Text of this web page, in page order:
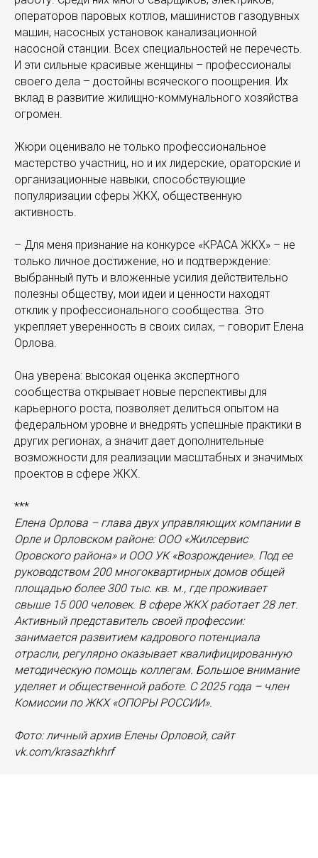
операторов паровых котлов, машинистов газодувных
машин, насосных установок канализационной
насосной станции. Всех специальностей не перечесть.
И эти сильные красивые женщины – профессионалы
своего дела – достойны всяческого поощрения. Их
вклад в развитие жилищно-коммунального хозяйства
огромен.
Жюри оценивало не только профессиональное
мастерство участниц, но и их лидерские, ораторские и
организационные навыки, способствующие
популяризации сферы ЖКХ, общественную
активность.
– Для меня признание на конкурсе «КРАСА ЖКХ» – не
только личное достижение, но и подтверждение:
выбранный путь и вложенные усилия действительно
полезны обществу, мои идеи и ценности находят
отклик у профессионального сообщества. Это
укрепляет уверенность в своих силах, – говорит Елена
Орлова.
Она уверена: высокая оценка экспертного
сообщества открывает новые перспективы для
карьерного роста, позволяет делиться опытом на
федеральном уровне и внедрять успешные практики в
других регионах, а значит дает дополнительные
возможности для реализации масштабных и значимых
проектов в сфере ЖКХ.
***
Елена Орлова – глава двух управляющих компании в
Орле и Орловском районе: ООО «Жилсервис
Оровского района» и ООО УК «Возрождение». Под ее
руководством 200 многоквартирных домов общей
площадью более 300 тыс. кв. м., где проживает
свыше 15 000 человек. В сфере ЖКХ работает 28 лет.
Активный представитель своей профессии:
занимается развитием кадрового потенциала
отрасли, регулярно оказывает квалифицированную
методическую помощь коллегам. Большое внимание
уделяет и общественной работе. С 2025 года – член
Комиссии по ЖКХ «ОПОРЫ РОССИИ».
Фото: личный архив Елены Орловой, сайт
vk.com/krasazhkhrf